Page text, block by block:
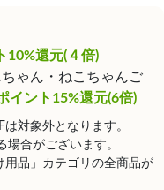
10%還元(４倍)
ゃん・ねこちゃんご
イント15%還元(6倍)
対象外となります。
合がございます。
用品」カテゴリの全商品が